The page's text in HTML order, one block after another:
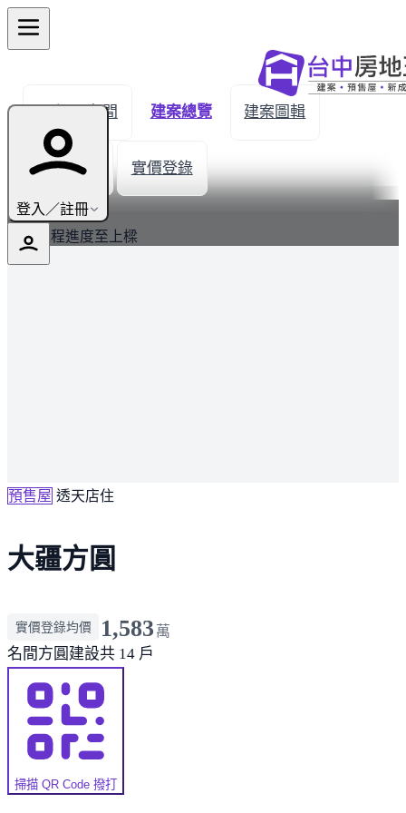
登入／註冊
← 返回名間 建案總覽 建案圖輯
生活機能 實價登錄
最新
建案工程進度至上樑
預售屋 透天店住
大疆方圓
實價登錄均價 1,583 萬
名間方圓建設共 14 戶
掃描 QR Code 撥打